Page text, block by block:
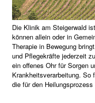
Die Klinik am Steigerwald
können allein oder in
Therapie in Bewegung
und Pflegekräfte jederzeit
ein offenes Ohr für Sorgen
Krankheitsverarbeitung. So
die für den